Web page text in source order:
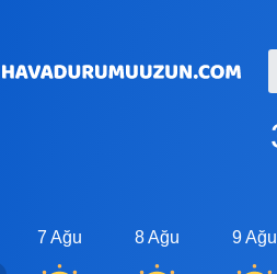
7 Ağu 8 Ağu 9 Ağu